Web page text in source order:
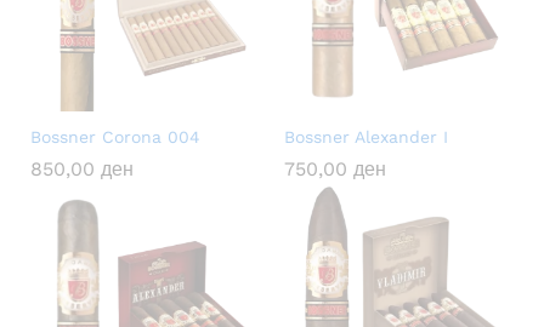
Bossner Corona 004
850,00 ден
Bossner Alexander I
750,00 ден